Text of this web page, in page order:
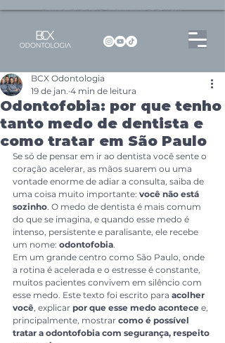
Dentista no Brooklin | São Paulo | SP Atendimento particular Rua Pitu, 72, Sala 65
Odontofobia: por que tenho
tanto medo de dentista e
como tratar em São Paulo
BCX Odontologia
19 de jan. 4 min de leitura
Se só de pensar em ir ao dentista você sente o
coração acelerar, as mãos suarem ou uma
vontade enorme de adiar a consulta, saiba de
uma coisa muito importante: você não está
sozinho. O medo de dentista é mais comum
do que se imagina, e quando esse medo é
intenso, persistente e paralisante, ele recebe
um nome: odontofobia.
Em um grande centro como São Paulo, onde
a rotina é acelerada e o estresse é constante,
muitos pacientes convivem em silêncio com
esse medo. Este texto foi escrito para acolher
você, explicar por que esse medo acontece e,
principalmente, mostrar como é possível
tratar a odontofobia com segurança, respeito